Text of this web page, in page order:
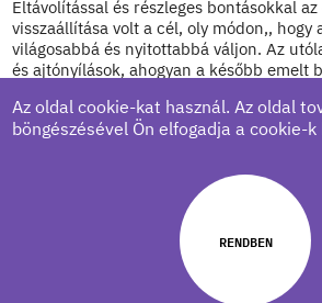
Eltávolítással és részleges bontásokkal
visszaállítása volt a cél, oly módon,, hogy
világosabbá és nyitottabbá váljon. Az
és ajtónyílások, ahogyan a később emelt
eredeti elosztása. Az utólag kialakított,
konyhabővítmény helyére új betonfal
részlete megmaradt vagy ismét a helyére
tetőrész, a tetőtér rizalitja és fa-spalettás
ablakok és ajtók, a fa erkélyek, a
válaszfallal határolt előcsarnok, a fa
díszburkolatok, a parketta és a fa
Az oldal cookie-kat használ. Az oldal
böngészésével Ön elfogadja a cookie-
RENDBEN